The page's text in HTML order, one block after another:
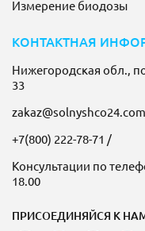
Измерение биодозы
КОНТАКТНАЯ
Нижегородская обл.,
33
zakaz@solnyshco24.com
+7(800) 222-78-71 /
Консультации по
18.00
ПРИСОЕДИНЯЙСЯ К